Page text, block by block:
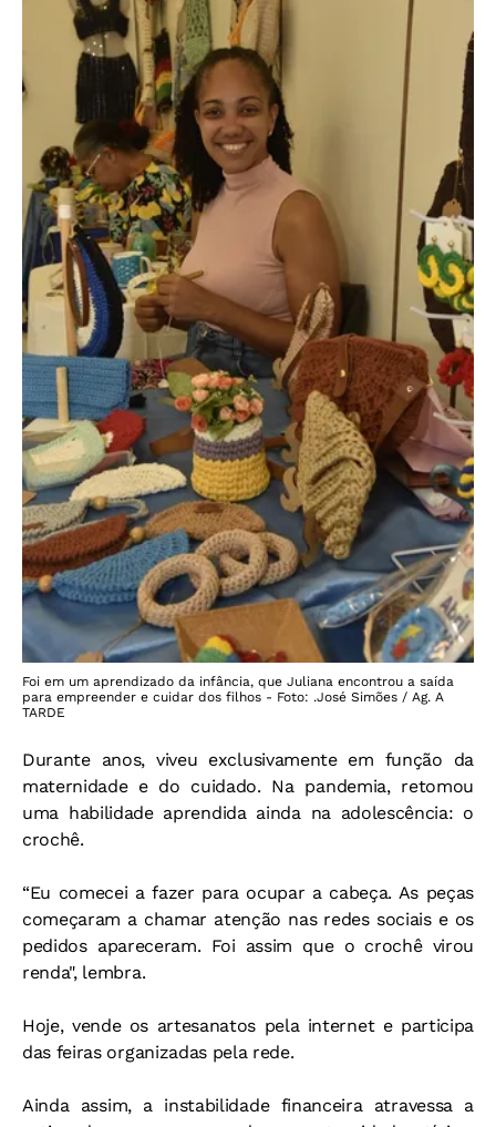
Foi em um aprendizado da infância, que Juliana encontrou a saída
para empreender e cuidar dos filhos - Foto: .José Simões / Ag. A
TARDE
Durante anos, viveu exclusivamente em função da
maternidade e do cuidado. Na pandemia, retomou
uma habilidade aprendida ainda na adolescência: o
crochê.
“Eu comecei a fazer para ocupar a cabeça. As peças
começaram a chamar atenção nas redes sociais e os
pedidos apareceram. Foi assim que o crochê virou
renda", lembra.
Hoje, vende os artesanatos pela internet e participa
das feiras organizadas pela rede.
Ainda assim, a instabilidade financeira atravessa a